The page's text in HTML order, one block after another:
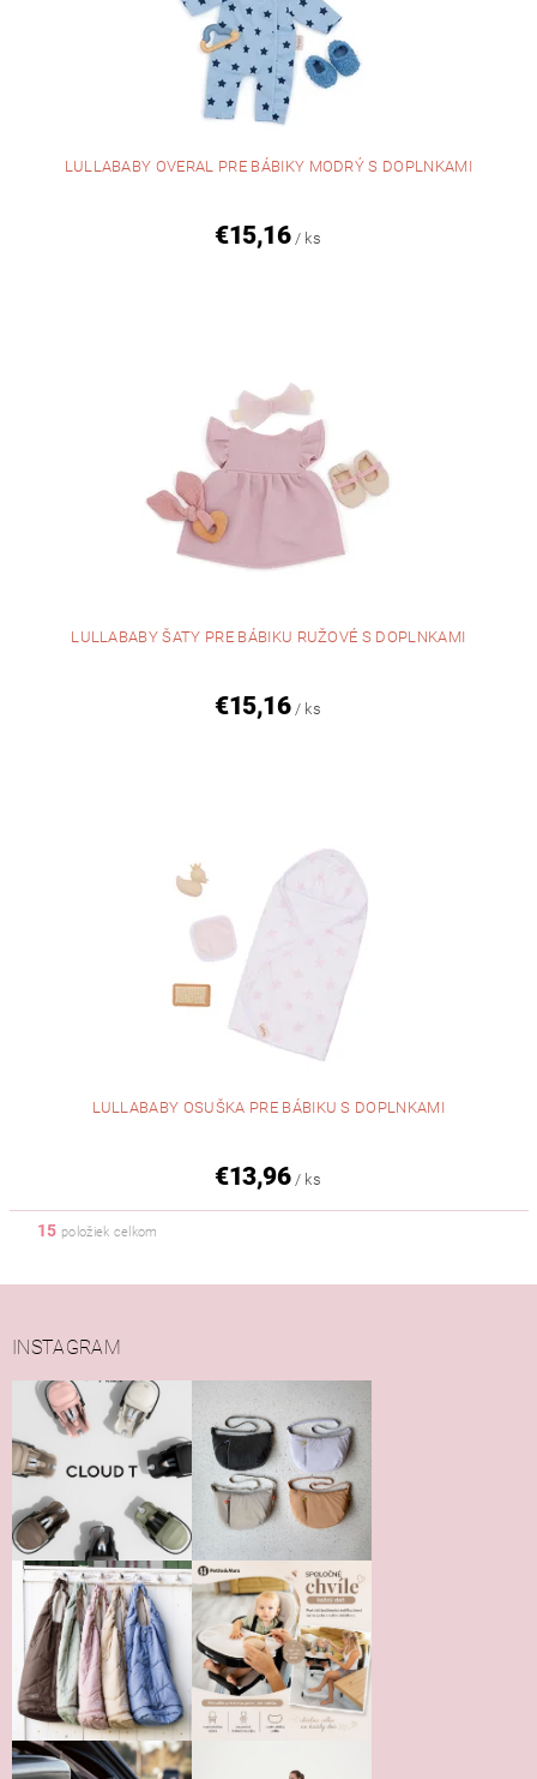
LULLABABY OVERAL PRE BÁBIKY MODRÝ S DOPLNKAMI
€15,16 / ks
LULLABABY ŠATY PRE BÁBIKU RUŽOVÉ S DOPLNKAMI
€15,16 / ks
LULLABABY OSUŠKA PRE BÁBIKU S DOPLNKAMI
€13,96 / ks
15 položiek celkom
INSTAGRAM